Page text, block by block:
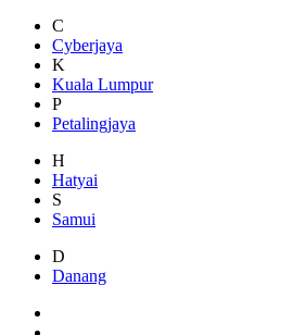
C
Cyberjaya
K
Kuala Lumpur
P
Petalingjaya
H
Hatyai
S
Samui
D
Danang